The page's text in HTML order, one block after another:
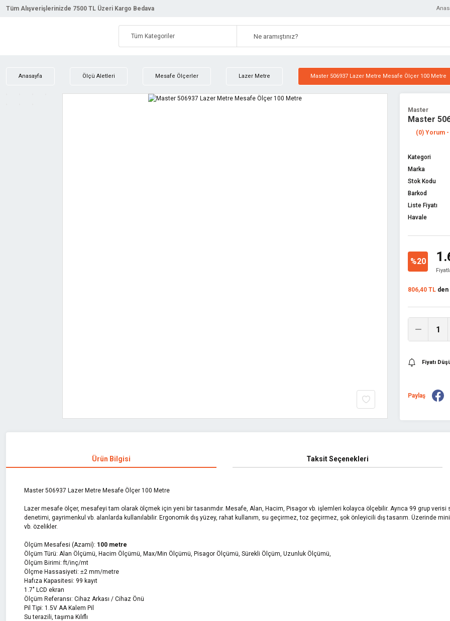
Tüm Alışverişlerinizde 7500 TL Üzeri Kargo Bedava
Anasayfa Ölçü Aletleri Mesafe Ölçerler Lazer Metre Master 506937 Lazer Metre Mesafe Ölçer 100 Metre
Master
Master
(0) Yorum -
Kategori
Marka
Stok Kodu
Barkod
Liste Fiyatı
Havale
%20
806,40 TL den
Fiyatı
Paylaş
Ürün Bilgisi Taksit Seçenekleri
Master 506937 Lazer Metre Mesafe Ölçer 100 Metre
Lazer mesafe ölçer, mesafeyi tam olarak ölçmek için yeni bir tasarımdır. Mesafe, Alan, Hacim, Pisagor vb. işlemleri kolayca ölçebilir. Ayrıca 99 grup
denetimi, gayrimenkul vb. alanlarda kullanılabilir. Ergonomik dış yüzey, rahat kullanım, su geçirmez, toz geçirmez, şok önleyicili dış tasarım. Üzerinde
vb. özelikler.
Ölçüm Mesafesi (Azami): 100 metre
Ölçüm Türü: Alan Ölçümü, Hacim Ölçümü, Max/Min Ölçümü, Pisagor Ölçümü, Sürekli Ölçüm, Uzunluk Ölçümü,
Ölçüm Birimi: ft/inç/mt
Ölçme Hassasiyeti: ±2 mm/metre
Hafıza Kapasitesi: 99 kayıt
1.7" LCD ekran
Ölçüm Referansı: Cihaz Arkası / Cihaz Önü
Pil Tipi: 1.5V AA Kalem Pil
Su terazili, taşıma Kılıflı